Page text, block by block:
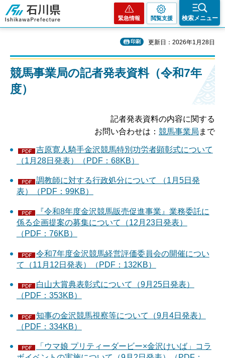
石川県
緊急情報 閲覧支援 検索メニュー
印刷 更新日：2026年1月28日
競馬事業局の記者発表資料（令和7年
度）
記者発表資料の内容に関する
お問い合わせは： 競馬事業局 まで
吉原寛人騎手金沢競馬特別功労者顕彰式について
（1月28日発表）（PDF：68KB）
調教師に対する行政処分について （1月5日発
表）（PDF：99KB）
『令和8年度金沢競馬販売促進事業』業務委託に
係る企画提案の募集について（12月23日発表）
（PDF：76KB）
令和7年度金沢競馬経営評価委員会の開催につい
て（11月12日発表）（PDF：132KB）
白山大賞典表彰式について（9月25日発表）
（PDF：353KB）
知事の金沢競馬視察等について（9月4日発表）
（PDF：334KB）
「ウマ娘 プリティーダービー×金沢けいば」コラ